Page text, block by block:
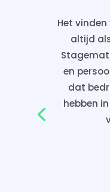
Het
altijd
en
dat
hebben